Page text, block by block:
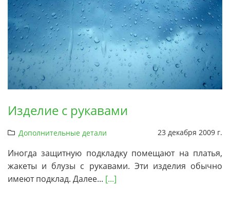
Изделие с рукавами
Дополнительные детали 23 декабря 2009 г.
Иногда защитную подкладку помещают на платья,
жакеты и блузы с рукавами. Эти изделия обычно
имеют подклад. Далее... [...]